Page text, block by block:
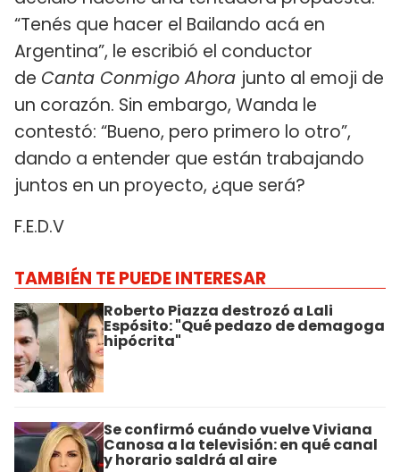
“Tenés que hacer el Bailando acá en
Argentina”, le escribió el conductor
de Canta Conmigo Ahora junto al emoji de
un corazón. Sin embargo, Wanda le
contestó: “Bueno, pero primero lo otro”,
dando a entender que están trabajando
juntos en un proyecto, ¿que será?
F.E.D.V
TAMBIÉN TE PUEDE INTERESAR
Roberto Piazza destrozó a Lali
Espósito: "Qué pedazo de demagoga
hipócrita"
Se confirmó cuándo vuelve Viviana
Canosa a la televisión: en qué canal
y horario saldrá al aire